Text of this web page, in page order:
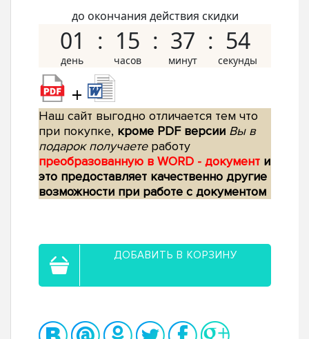
до окончания действия скидки
01 15 37 53
+
Наш сайт выгодно отличается тем что
при покупке, кроме PDF версии Вы в
подарок получаетеработу
преобразованную в WORD - документ и
это предоставляет качественно другие
возможности при работе с документом
ДОБАВИТЬ В КОРЗИНУ